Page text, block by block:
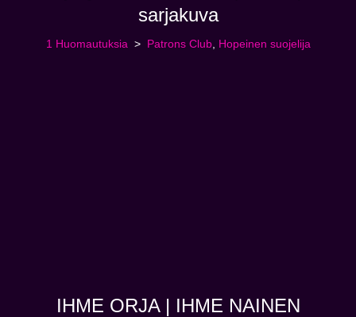
sarjakuva
1 Huomautuksia Patrons Club, Hopeinen suojelija
IHME ORJA | IHME NAINEN